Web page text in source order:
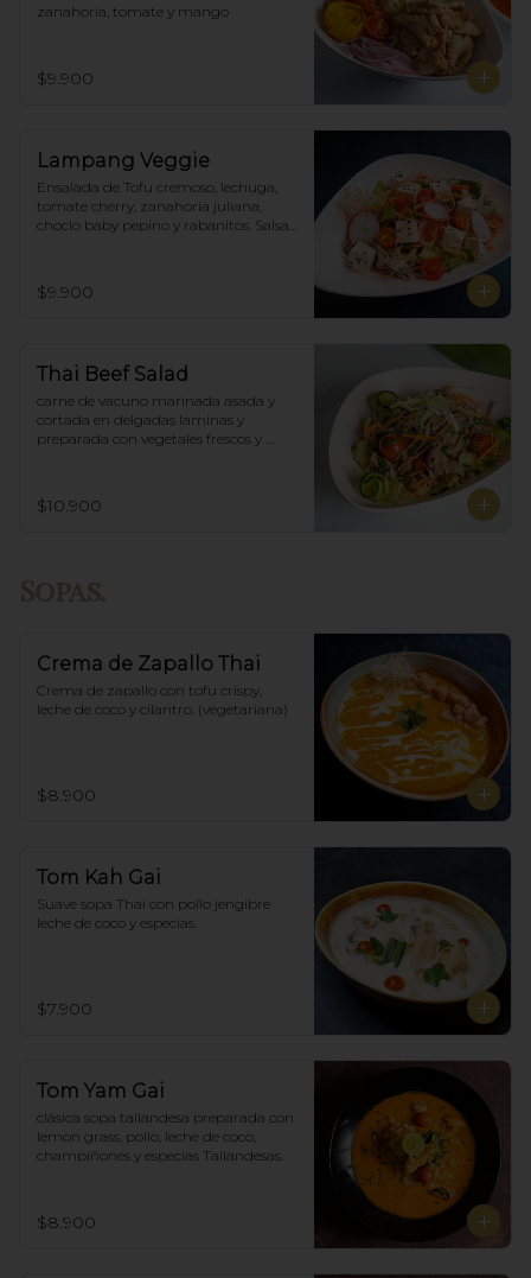
zanahoria, tomate y mango
$9.900
Lampang Veggie
Ensalada de Tofu cremoso, lechuga,
tomate cherry, zanahoria juliana,
choclo baby pepino y rabanitos. Salsa
$9.900
Thai Beef Salad
carne de vacuno marinada asada y
cortada en delgadas laminas y
preparada con vegetales frescos y
$10.900
Crema de Zapallo Thai
Crema de zapallo con tofu crispy,
leche de coco y cilantro. (vegetariana)
$8.900
Tom Kah Gai
Suave sopa Thai con pollo jengibre
leche de coco y especias.
$7.900
Tom Yam Gai
clásica sopa tailandesa preparada con
lemon grass, pollo, leche de coco,
champiñones y especias Tailandesas.
$8.900